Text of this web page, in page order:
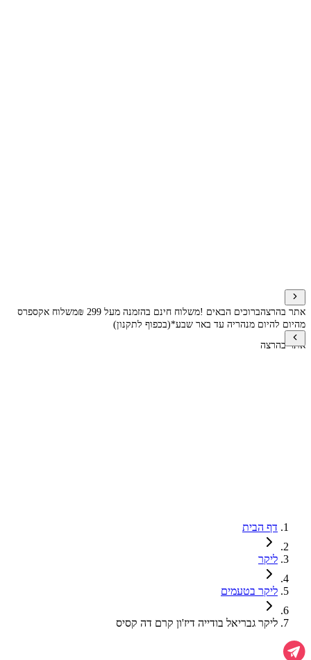
אתר בהרצהברוכים הבאים !משלוח חינם בהזמנה מעל 299 ₪
משלוח אקספרס
מהיום להיום מנהריה עד באר שבע*(בכפוף לתקנון)
אתר בהרצה
דף הבית
ליקר
ליקר בטעמים
ליקר גבריאל בודייה דיז'ון קרם דה קסיס